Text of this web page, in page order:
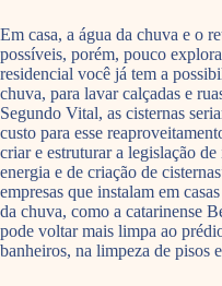
Em casa, a água da chuva e o
possíveis, porém, pouco
residencial você já tem a
chuva, para lavar calçadas e
Segundo Vital, as cisternas
custo para esse
criar e estruturar a legislação
energia e de criação de
empresas que instalam em
da chuva, como a catarinense
pode voltar mais limpa ao
banheiros, na limpeza de pisos